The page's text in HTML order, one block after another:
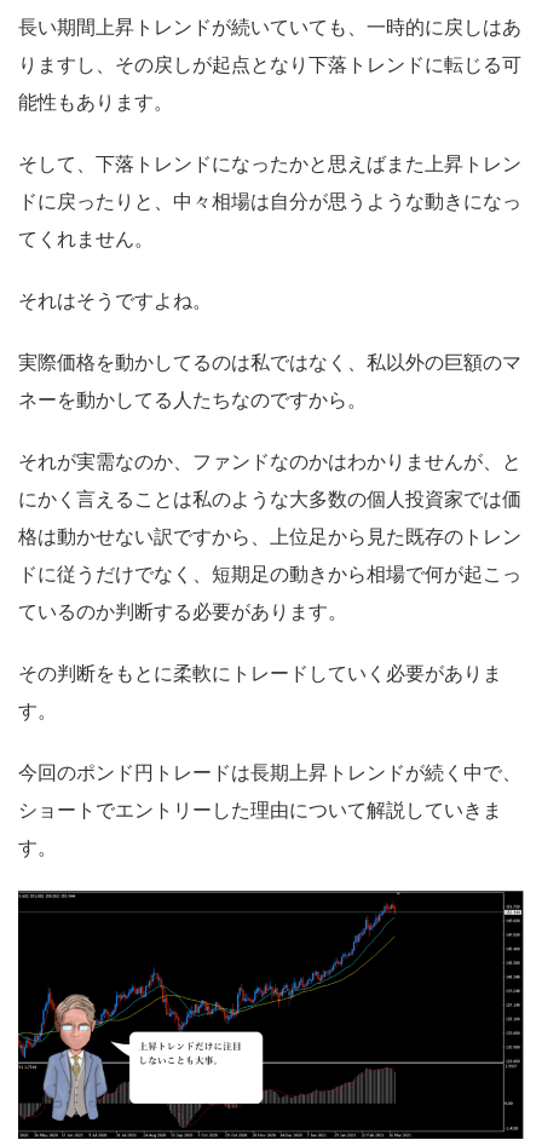
長い期間上昇トレンドが続いていても、一時的に戻しはあ
りますし、その戻しが起点となり下落トレンドに転じる可
能性もあります。
そして、下落トレンドになったかと思えばまた上昇トレン
ドに戻ったりと、中々相場は自分が思うような動きになっ
てくれません。
それはそうですよね。
実際価格を動かしてるのは私ではなく、私以外の巨額のマ
ネーを動かしてる人たちなのですから。
それが実需なのか、ファンドなのかはわかりませんが、と
にかく言えることは私のような大多数の個人投資家では価
格は動かせない訳ですから、上位足から見た既存のトレン
ドに従うだけでなく、短期足の動きから相場で何が起こっ
ているのか判断する必要があります。
その判断をもとに柔軟にトレードしていく必要がありま
す。
今回のポンド円トレードは長期上昇トレンドが続く中で、
ショートでエントリーした理由について解説していきま
す。